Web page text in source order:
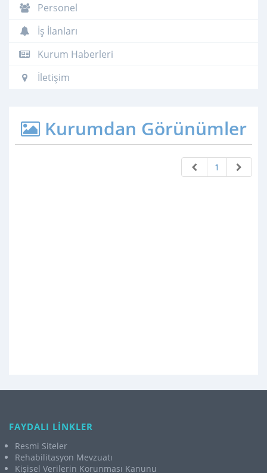
Personel
İş İlanları
Kurum Haberleri
İletişim
Kurumdan Görünümler
1
FAYDALI LİNKLER
Resmi Siteler
Rehabilitasyon Mevzuatı
Kişisel Verilerin Korunması Kanunu